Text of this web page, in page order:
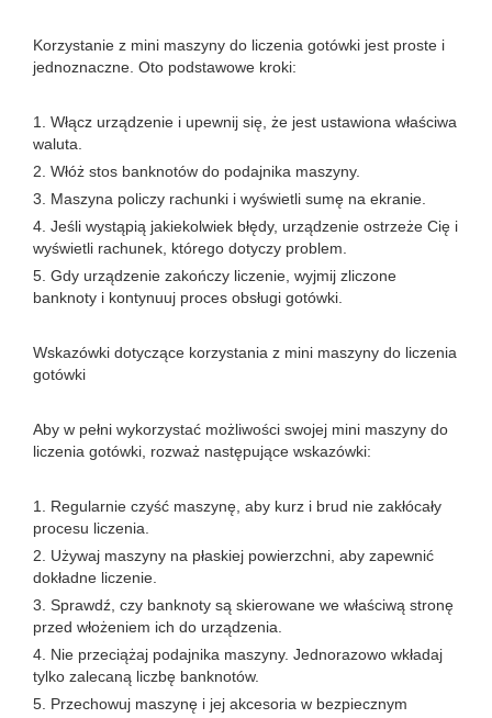
Korzystanie z mini maszyny do liczenia gotówki jest proste i
jednoznaczne. Oto podstawowe kroki:
1. Włącz urządzenie i upewnij się, że jest ustawiona właściwa
waluta.
2. Włóż stos banknotów do podajnika maszyny.
3. Maszyna policzy rachunki i wyświetli sumę na ekranie.
4. Jeśli wystąpią jakiekolwiek błędy, urządzenie ostrzeże Cię i
wyświetli rachunek, którego dotyczy problem.
5. Gdy urządzenie zakończy liczenie, wyjmij zliczone
banknoty i kontynuuj proces obsługi gotówki.
Wskazówki dotyczące korzystania z mini maszyny do liczenia
gotówki
Aby w pełni wykorzystać możliwości swojej mini maszyny do
liczenia gotówki, rozważ następujące wskazówki:
1. Regularnie czyść maszynę, aby kurz i brud nie zakłócały
procesu liczenia.
2. Używaj maszyny na płaskiej powierzchni, aby zapewnić
dokładne liczenie.
3. Sprawdź, czy banknoty są skierowane we właściwą stronę
przed włożeniem ich do urządzenia.
4. Nie przeciążaj podajnika maszyny. Jednorazowo wkładaj
tylko zalecaną liczbę banknotów.
5. Przechowuj maszynę i jej akcesoria w bezpiecznym